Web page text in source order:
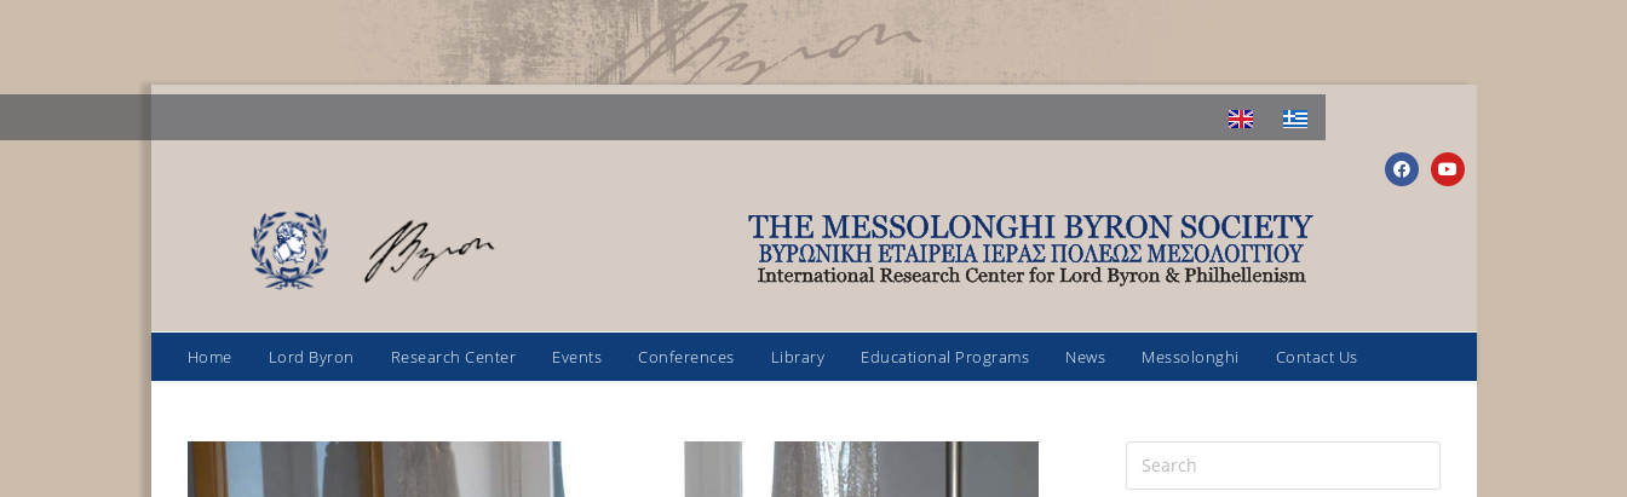
Home Lord Byron Research Center Events Conferences Library Educational Programs News Messolonghi Contact Us